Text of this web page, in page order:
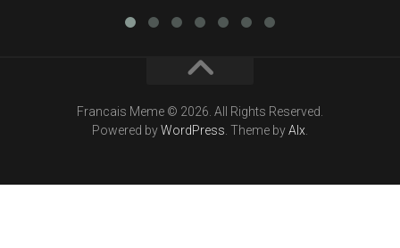
Francais Meme © 2026. All Rights Reserved.
Powered byWordPress. Theme byAlx.